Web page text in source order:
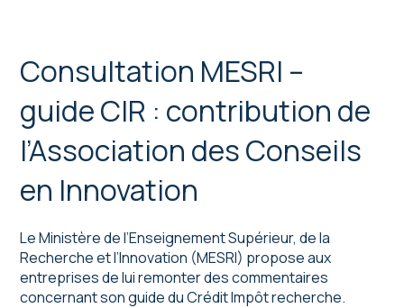
Consultation MESRI –
guide CIR : contribution de
l’Association des Conseils
en Innovation
Le Ministère de l’Enseignement Supérieur, de la
Recherche et l’Innovation (MESRI) propose aux
entreprises de lui remonter des commentaires
concernant son guide du Crédit Impôt recherche.